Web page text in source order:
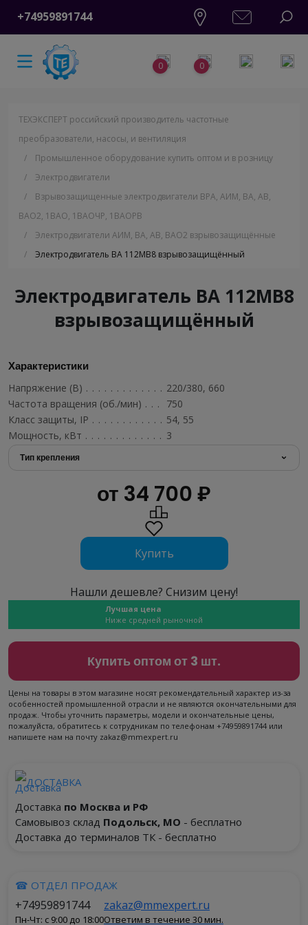
+74959891744
0 0
ТЕХЭКСПЕРТ российский производитель частотные
преобразователи, насосы, и вентиляция
/
Промышленное оборудование купить оптом и в розницу
/
Электродвигатели
/
Взрывозащищенные электродвигатели ВРА, АИМ, ВА, АВ,
ВАO2, 1ВАО, 1ВАОЧР, 1ВАОРВ
/
Электродвигатели АИМ, ВА, АВ, ВАО2 взрывозащищённые
/
Электродвигатель ВА 112МВ8 взрывозащищённый
Электродвигатель ВА 112МВ8
взрывозащищённый
Характеристики
Мощность, кВт 3
Напряжение (В)
220/380, 660
Частота вращения (об./мин)
750
Класс защиты, IP
54, 55
Тип крепления
от 34 700 ₽
Купить
Нашли дешевле? Снизим цену!
Лучшая цена
Ниже средней рыночной
Купить оптом от 3 шт.
Цены на товары в этом магазине носят рекомендательный характер из-за
особенностей промышленной отрасли и не являются окончательными для
продаж. Чтобы уточнить параметры, модели и окончательные цены,
пожалуйста, обратитесь к сотрудникам по телефонам +74959891744 или
напишете нам на почту zakaz@mmexpert.ru
ДОСТАВКА
Доставка по Москва и РФ
Самовывоз склад Подольск, МО - бесплатно
Доставка до терминалов ТК - бесплатно
☎ ОТДЕЛ ПРОДАЖ
+74959891744
Пн-Чт: с 9:00 до 18:00
zakaz@mmexpert.ru
Ответим в течение 30 мин.